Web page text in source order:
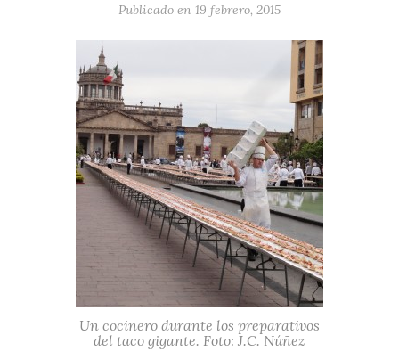
Publicado en 19 febrero, 2015
Un cocinero durante los preparativos
del taco gigante. Foto: J.C. Núñez